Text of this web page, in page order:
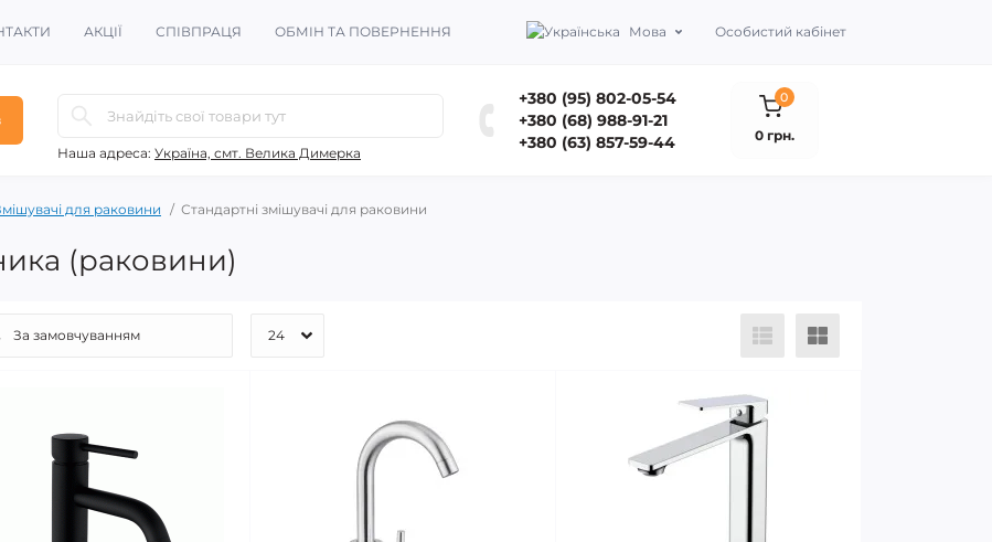
АКЦІЇ СПІВПРАЦЯ ОБМІН ТА ПОВЕРНЕННЯ Мова Особистий кабінет
Наша адреса: Україна, смт. Велика Димерка
+380 (95) 802-05-54
+380 (68) 988-91-21
+380 (63) 857-59-44
0
0 грн.
для раковини Стандартні змішувачі для раковини
(раковини)